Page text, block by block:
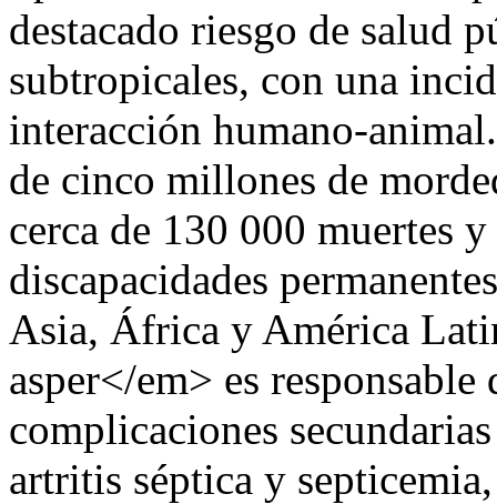
destacado riesgo de salud
subtropicales, con una
interacción humano-
de cinco millones de
cerca de 130 000 muertes
discapacidades
Asia, África y América
asper</em> es
complicaciones
artritis séptica y